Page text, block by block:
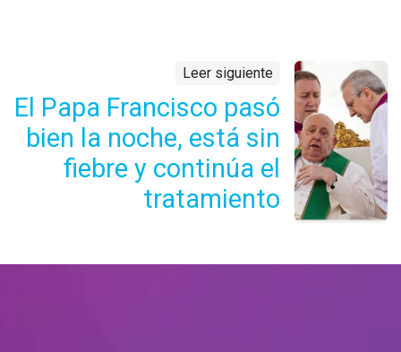
Leer siguiente
El Papa Francisco pasó
bien la noche, está sin
fiebre y continúa el
tratamiento